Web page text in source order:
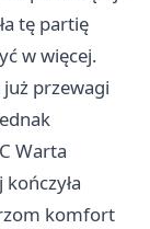
tę partię
w więcej.
przewagi
Warta
komfort